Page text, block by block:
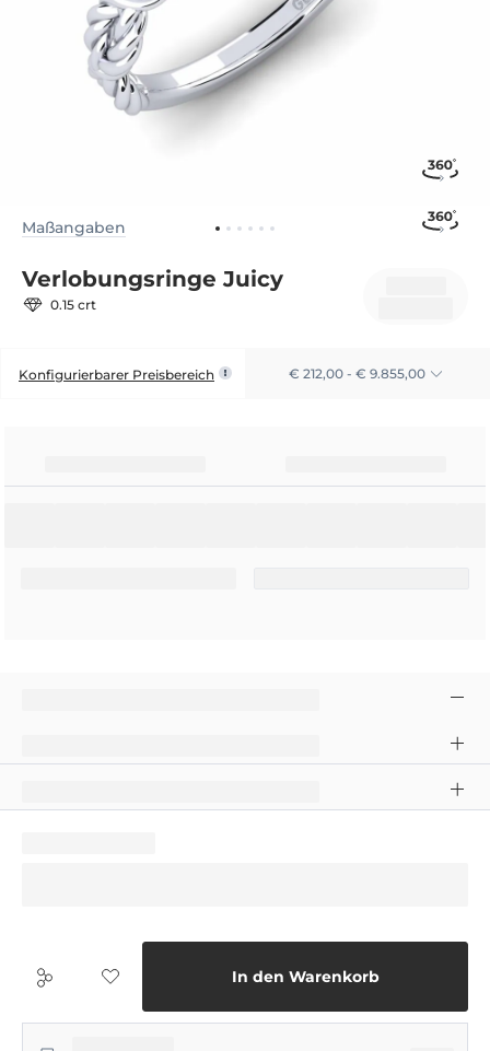
Maßangaben
Verlobungsringe Juicy
0.15 crt
Konfigurierbarer Preisbereich € 212,00 - € 9.855,00
In den Warenkorb